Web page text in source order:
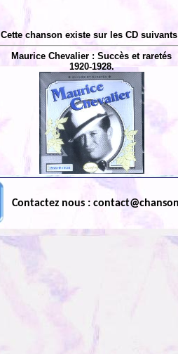
Cette chanson existe sur les CD
Maurice Chevalier : Succès et raretés
1920-1928.
Contactez nous :